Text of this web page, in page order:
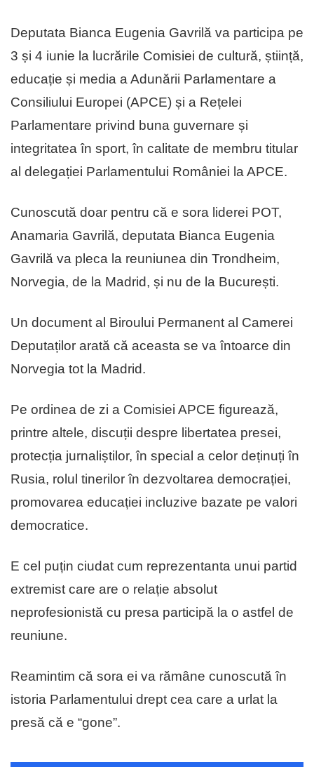
Deputata Bianca Eugenia Gavrilă va participa pe
3 și 4 iunie la lucrările Comisiei de cultură, știință,
educație și media a Adunării Parlamentare a
Consiliului Europei (APCE) și a Rețelei
Parlamentare privind buna guvernare și
integritatea în sport, în calitate de membru titular
al delegației Parlamentului României la APCE.
Cunoscută doar pentru că e sora liderei POT,
Anamaria Gavrilă, deputata Bianca Eugenia
Gavrilă va pleca la reuniunea din Trondheim,
Norvegia, de la Madrid, și nu de la București.
Un document al Biroului Permanent al Camerei
Deputaților arată că aceasta se va întoarce din
Norvegia tot la Madrid.
Pe ordinea de zi a Comisiei APCE figurează,
printre altele, discuții despre libertatea presei,
protecția jurnaliștilor, în special a celor deținuți în
Rusia, rolul tinerilor în dezvoltarea democrației,
promovarea educației incluzive bazate pe valori
democratice.
E cel puțin ciudat cum reprezentanta unui partid
extremist care are o relație absolut
neprofesionistă cu presa participă la o astfel de
reuniune.
Reamintim că sora ei va rămâne cunoscută în
istoria Parlamentului drept cea care a urlat la
presă că e “gone”.